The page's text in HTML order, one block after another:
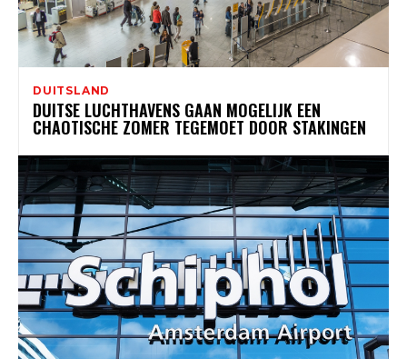
DUITSLAND
DUITSE LUCHTHAVENS GAAN MOGELIJK EEN
CHAOTISCHE ZOMER TEGEMOET DOOR STAKINGEN